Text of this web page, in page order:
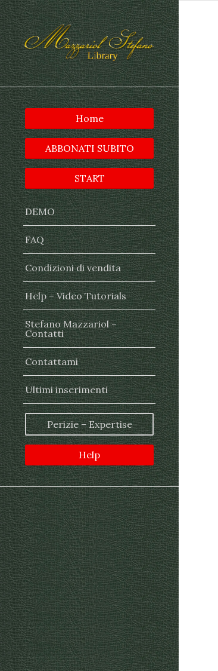
Home
ABBONATI SUBITO
START
DEMO
FAQ
Condizioni di vendita
Help – Video Tutorials
Stefano Mazzariol –
Contatti
Contattami
Ultimi inserimenti
Perizie – Expertise
Help